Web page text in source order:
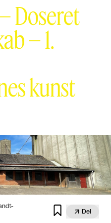
Doseret
– 1.
kunst
  Del